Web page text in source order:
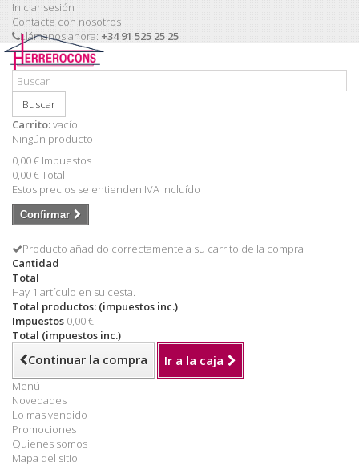
Iniciar sesión
Contacte con nosotros
Llámanos ahora: +34 91 525 25 25
Buscar
Carrito:vacío
Ningún producto
0,00 € Impuestos
0,00 €Total
Estos precios se entienden IVA incluído
Confirmar
Producto añadido correctamente a su carrito de la compra
Cantidad
Total
Hay 1 artículo en su cesta.
Total productos: (impuestos inc.)
Impuestos 0,00 €
Total (impuestos inc.)
Continuar la compra Ir a la caja
Menú
Novedades
Lo mas vendido
Promociones
Quienes somos
Mapa del sitio